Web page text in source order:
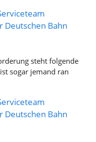
Deutschen Bahn
steht folgende
sogar jemand ran
Deutschen Bahn